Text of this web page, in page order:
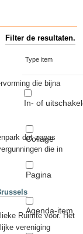
Filter de resultaten.
Type item
In- of
Collage
Pagina
Agenda-item
die bijna
dat zopas
die in
Ruimte voor. Het
vereniging